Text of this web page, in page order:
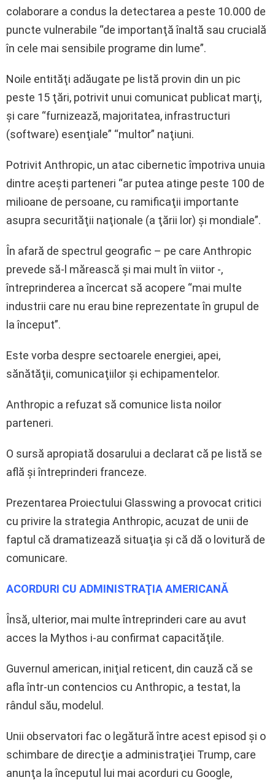
colaborare a condus la detectarea a peste 10.000 de
puncte vulnerabile “de importanţă înaltă sau crucială
în cele mai sensibile programe din lume”.
Noile entităţi adăugate pe listă provin din un pic
peste 15 ţări, potrivit unui comunicat publicat marţi,
şi care “furnizează, majoritatea, infrastructuri
(software) esenţiale” “multor” naţiuni.
Potrivit Anthropic, un atac cibernetic împotriva unuia
dintre aceşti parteneri “ar putea atinge peste 100 de
milioane de persoane, cu ramificaţii importante
asupra securităţii naţionale (a ţării lor) şi mondiale”.
În afară de spectrul geografic – pe care Anthropic
prevede să-l mărească şi mai mult în viitor -,
întreprinderea a încercat să acopere “mai multe
industrii care nu erau bine reprezentate în grupul de
la început”.
Este vorba despre sectoarele energiei, apei,
sănătăţii, comunicaţiilor şi echipamentelor.
Anthropic a refuzat să comunice lista noilor
parteneri.
O sursă apropiată dosarului a declarat că pe listă se
află şi întreprinderi franceze.
Prezentarea Proiectului Glasswing a provocat critici
cu privire la strategia Anthropic, acuzat de unii de
faptul că dramatizează situaţia şi că dă o lovitură de
comunicare.
ACORDURI CU ADMINISTRAŢIA AMERICANĂ
Însă, ulterior, mai multe întreprinderi care au avut
acces la Mythos i-au confirmat capacităţile.
Guvernul american, iniţial reticent, din cauză că se
afla într-un contencios cu Anthropic, a testat, la
rândul său, modelul.
Unii observatori fac o legătură între acest episod şi o
schimbare de direcţie a administraţiei Trump, care
anunţa la începutul lui mai acorduri cu Google,